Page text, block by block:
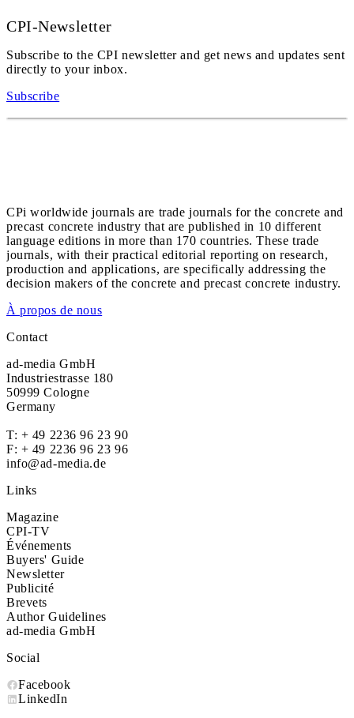
CPI-Newsletter
Subscribe to the CPI newsletter and get news and updates sent
directly to your inbox.
Subscribe
CPi worldwide journals are trade journals for the concrete and
precast concrete industry that are published in 10 different
language editions in more than 170 countries. These trade
journals, with their practical editorial reporting on research,
production and applications, are specifically addressing the
decision makers of the concrete and precast concrete industry.
À propos de nous
Contact
ad-media GmbH
Industriestrasse 180
50999 Cologne
Germany
T: + 49 2236 96 23 90
F: + 49 2236 96 23 96
info@ad-media.de
Links
Magazine
CPI-TV
Événements
Buyers' Guide
Newsletter
Publicité
Brevets
Author Guidelines
ad-media GmbH
Social
Facebook
LinkedIn